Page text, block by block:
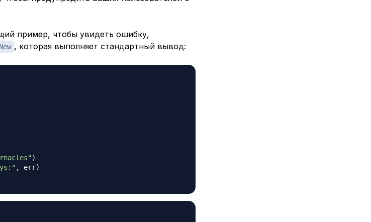
пример, чтобы увидеть ошибку,
, которая выполняет стандартный вывод:
)
, err)